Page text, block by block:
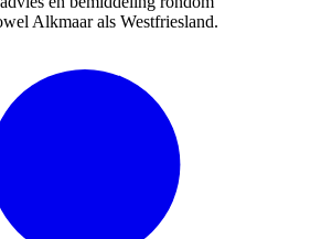
Alkmaar als Westfriesland.